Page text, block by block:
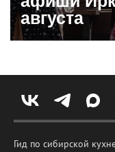
августа
Гид по сибирской